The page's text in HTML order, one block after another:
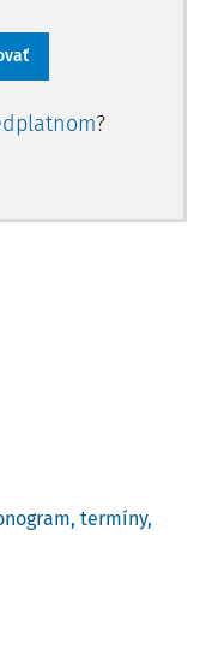
?
termíny,